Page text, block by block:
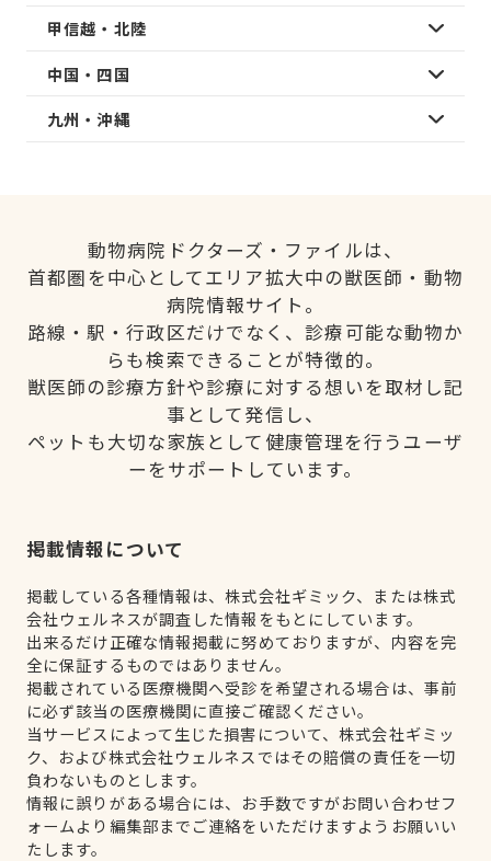
甲信越・北陸
中国・四国
九州・沖縄
動物病院ドクターズ・ファイルは、
首都圏を中心としてエリア拡大中の獣医師・動物
病院情報サイト。
路線・駅・行政区だけでなく、診療可能な動物か
らも検索できることが特徴的。
獣医師の診療方針や診療に対する想いを取材し記
事として発信し、
ペットも大切な家族として健康管理を行うユーザ
ーをサポートしています。
掲載情報について
掲載している各種情報は、株式会社ギミック、または株式
会社ウェルネスが調査した情報をもとにしています。
出来るだけ正確な情報掲載に努めておりますが、内容を完
全に保証するものではありません。
掲載されている医療機関へ受診を希望される場合は、事前
に必ず該当の医療機関に直接ご確認ください。
当サービスによって生じた損害について、株式会社ギミッ
ク、および株式会社ウェルネスではその賠償の責任を一切
負わないものとします。
情報に誤りがある場合には、お手数ですがお問い合わせフ
ォームより編集部までご連絡をいただけますようお願いい
たします。